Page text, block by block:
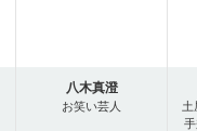
八木真澄
お笑い芸人
土